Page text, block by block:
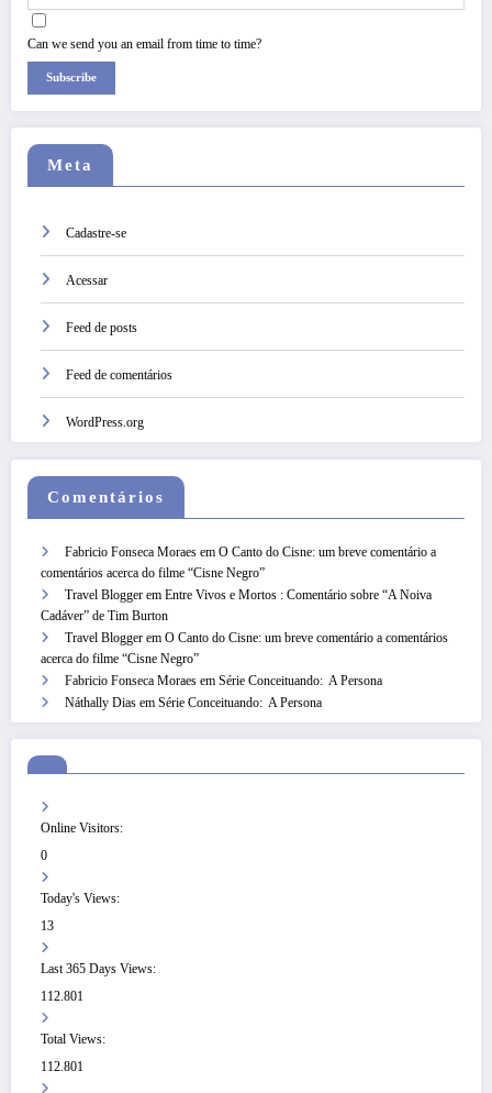
Can we send you an email from time to time?
Subscribe
Meta
Cadastre-se
Acessar
Feed de posts
Feed de comentários
WordPress.org
Comentários
Fabricio Fonseca Moraes em O Canto do Cisne: um breve comentário a
comentários acerca do filme “Cisne Negro”
Travel Blogger em Entre Vivos e Mortos : Comentário sobre “A Noiva
Cadáver” de Tim Burton
Travel Blogger em O Canto do Cisne: um breve comentário a comentários
acerca do filme “Cisne Negro”
Fabricio Fonseca Moraes em Série Conceituando: A Persona
Náthally Dias em Série Conceituando: A Persona
Online Visitors:
0
Today's Views:
13
Last 365 Days Views:
112.801
Total Views:
112.801